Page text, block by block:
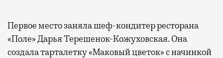
Первое место заняла шеф-кондитер ресторана
«Поле» Дарья Терешенок-Кожуховская. Она
создала тарталетку «Маковый цветок» с начинкой